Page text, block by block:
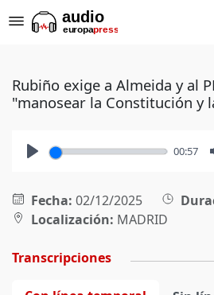
Rubiño exige a Almeida y al
"manosear la Constitución y
00:57
Fecha: 02/12/2025
Localización: MADRID
Transcripciones